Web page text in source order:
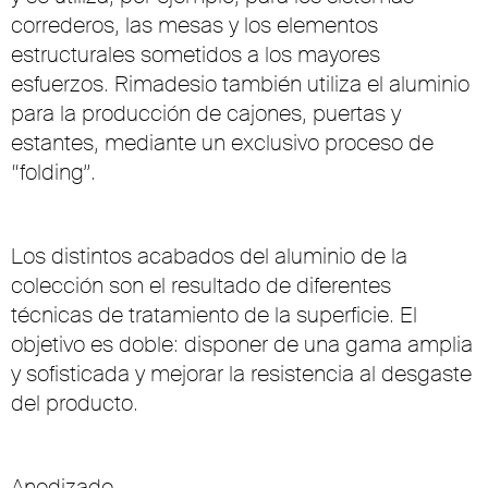
correderos, las mesas y los elementos
estructurales sometidos a los mayores
esfuerzos. Rimadesio también utiliza el aluminio
para la producción de cajones, puertas y
estantes, mediante un exclusivo proceso de
“folding”.
Los distintos acabados del aluminio de la
colección son el resultado de diferentes
técnicas de tratamiento de la superficie. El
objetivo es doble: disponer de una gama amplia
y sofisticada y mejorar la resistencia al desgaste
del producto.